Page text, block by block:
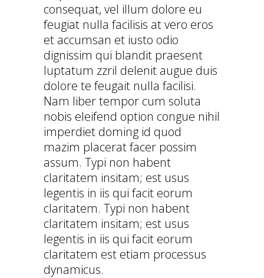
consequat, vel illum dolore eu
feugiat nulla facilisis at vero eros
et accumsan et iusto odio
dignissim qui blandit praesent
luptatum zzril delenit augue duis
dolore te feugait nulla facilisi.
Nam liber tempor cum soluta
nobis eleifend option congue nihil
imperdiet doming id quod
mazim placerat facer possim
assum. Typi non habent
claritatem insitam; est usus
legentis in iis qui facit eorum
claritatem. Typi non habent
claritatem insitam; est usus
legentis in iis qui facit eorum
claritatem est etiam processus
dynamicus.